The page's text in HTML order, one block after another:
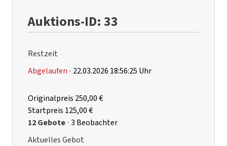
Auktions-ID: 33
Restzeit
Abgelaufen · 22.03.2026 18:56:25 Uhr
Originalpreis 250,00 €
Startpreis 125,00 €
12 Gebote· 3 Beobachter
Aktuelles Gebot